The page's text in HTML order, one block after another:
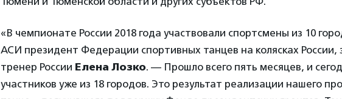
«В чемпионате России 2018 года участвовали спортсмены из 10
АСИ президент Федерации спортивных танцев на колясках России,
тренер России Елена Лозко. — Прошло всего пять месяцев, и
участников уже из 18 городов. Это результат реализации нашего